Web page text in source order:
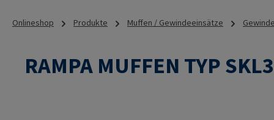
Onlineshop Produkte Muffen / Gewindeeinsätze
RAMPA MUFFEN TYP